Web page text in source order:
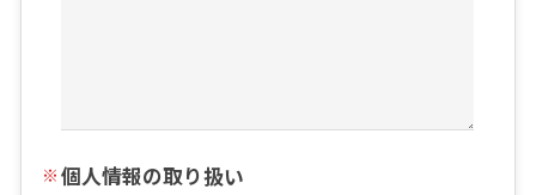
個人情報の取り扱い